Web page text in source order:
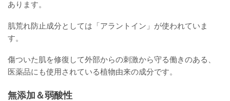
あります。
肌荒れ防止成分としては「アラントイン」が使われていま
す。
傷ついた肌を修復して外部からの刺激から守る働きのある、
医薬品にも使用されている植物由来の成分です。
無添加＆弱酸性